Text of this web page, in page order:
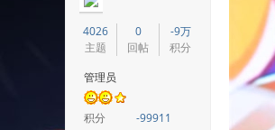
4026
主题
0
回帖
-9万
积分
管理员
积分
-99911